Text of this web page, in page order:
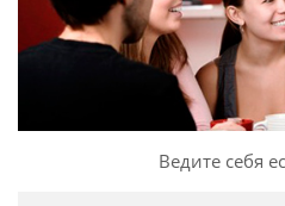
Ведите себя